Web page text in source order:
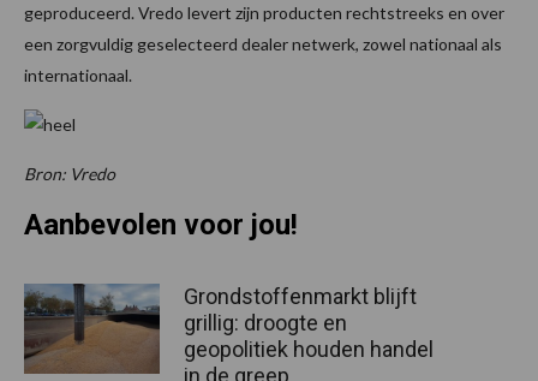
geproduceerd. Vredo levert zijn producten rechtstreeks en over
een zorgvuldig geselecteerd dealer netwerk, zowel nationaal als
internationaal.
Bron: Vredo
Aanbevolen voor jou!
Grondstoffenmarkt blijft
grillig: droogte en
geopolitiek houden handel
in de greep